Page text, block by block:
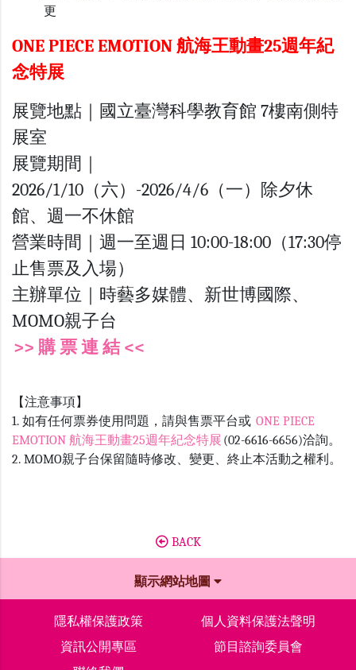
更
ONE PIECE EMOTION 航海王動畫25週年紀
念特展
展覽地點｜國立臺灣科學教育館 7樓南側特
展室
展覽期間｜
2026/1/10（六）-2026/4/6（一）除夕休
館、週一不休館
營業時間｜週一至週日 10:00-18:00（17:30停
止售票及入場）
主辦單位｜時藝多媒體、新世博國際、
MOMO親子台
>> 購 票 連 結 <<
【注意事項】
1. 如有任何票券使用問題，請與售票平台或 ONE PIECE
EMOTION 航海王動畫25週年紀念特展 (02-6616-6656)洽詢。
2. MOMO親子台保留隨時修改、變更、終止本活動之權利。
BACK
顯示網站地圖
隱私權保護政策
個人資料保護法聲明
資訊公開專區
節目諮詢委員會